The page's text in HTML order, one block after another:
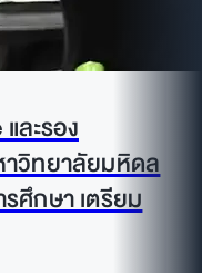
ละรอง
วิทยาลัยมหิดล
ศึกษา เตรียม